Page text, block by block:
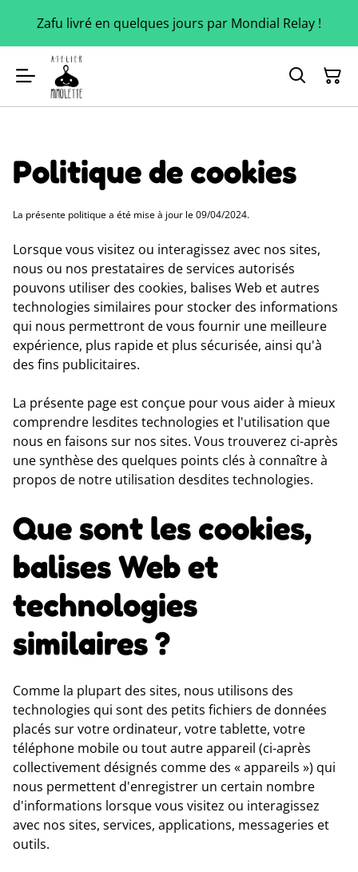
Zafu livré en quelques jours par Mondial Relay !
Politique de cookies
La présente politique a été mise à jour le 09/04/2024.
Lorsque vous visitez ou interagissez avec nos sites,
nous ou nos prestataires de services autorisés
pouvons utiliser des cookies, balises Web et autres
technologies similaires pour stocker des informations
qui nous permettront de vous fournir une meilleure
expérience, plus rapide et plus sécurisée, ainsi qu'à
des fins publicitaires.
La présente page est conçue pour vous aider à mieux
comprendre lesdites technologies et l'utilisation que
nous en faisons sur nos sites. Vous trouverez ci-après
une synthèse des quelques points clés à connaître à
propos de notre utilisation desdites technologies.
Que sont les cookies,
balises Web et
technologies
similaires ?
Comme la plupart des sites, nous utilisons des
technologies qui sont des petits fichiers de données
placés sur votre ordinateur, votre tablette, votre
téléphone mobile ou tout autre appareil (ci-après
collectivement désignés comme des « appareils ») qui
nous permettent d'enregistrer un certain nombre
d'informations lorsque vous visitez ou interagissez
avec nos sites, services, applications, messageries et
outils.